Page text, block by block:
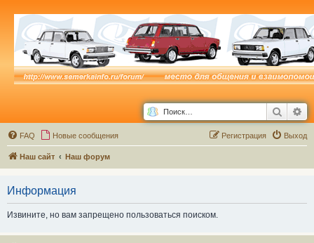
Поиск
FAQ Новые сообщения Выход
Регистрация
Наш сайт Наш форум
Информация
Извините, но вам запрещено пользоваться поиском.